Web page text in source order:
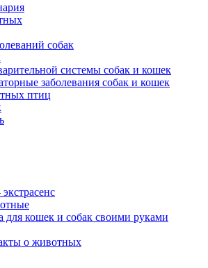
собак
системы собак и кошек
заболевания собак и кошек
птиц
для кошек и собак своими руками
о животных